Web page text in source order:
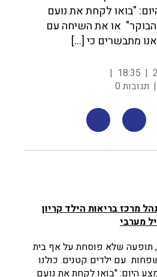
"בואו לקחת את נועם
או את השיחה עם
מתבשרים כי […]
18:35
תגובות 0
מרכז בריאות הילד קריון
מערבי
תופעה שלא פוסחת על אף בית
עם ילדים קטנים. כולנו
היום: "בואו לקחת את נועם